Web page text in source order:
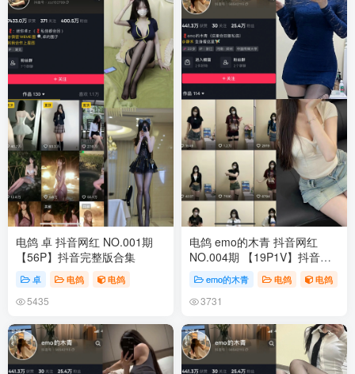
电鸽 卓 抖音网红 NO.001期
【56P】抖音完整版合集
卓 电鸽 电鸽
5435
电鸽 emo的木青 抖音网红
NO.004期 【19P1V】抖音完
整版合集
emo的木青 电鸽 电鸽
3731